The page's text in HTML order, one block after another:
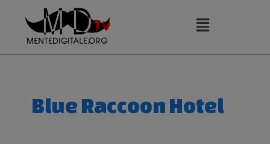
contenuto
Blue Raccoon Hotel